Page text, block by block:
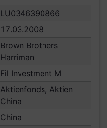
LU0346390866
17.03.2008
Brown Brothers
Harriman
Fil Investment M
Aktienfonds, Aktien
China
China